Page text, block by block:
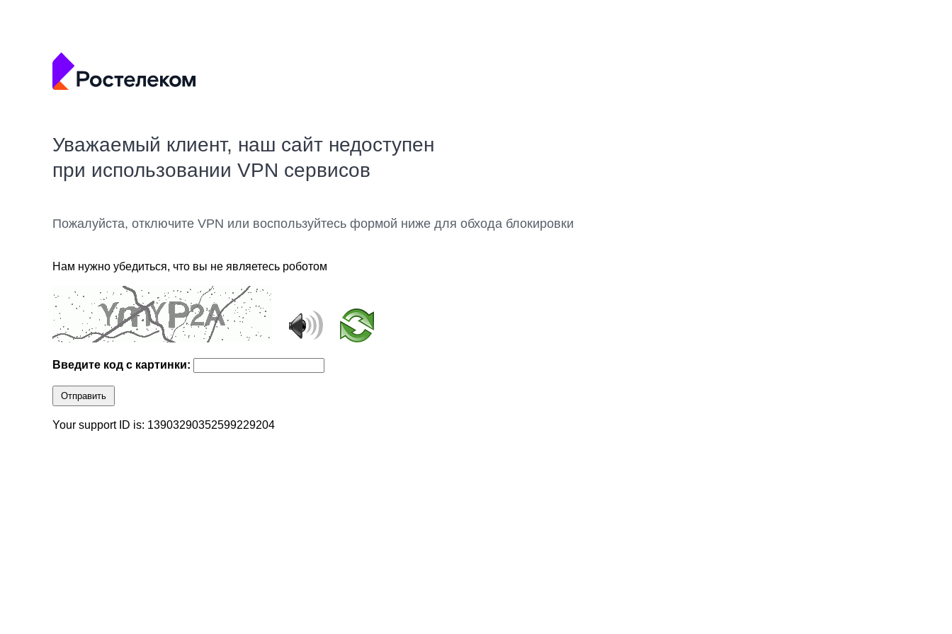
Уважаемый клиент, наш сайт недоступен
при использовании VPN сервисов
Пожалуйста, отключите VPN или воспользуйтесь формой ниже для обхода блокировки
Нам нужно убедиться, что вы не являетесь роботом
Введите код с картинки:
Отправить
Your support ID is: 13903290352599229204